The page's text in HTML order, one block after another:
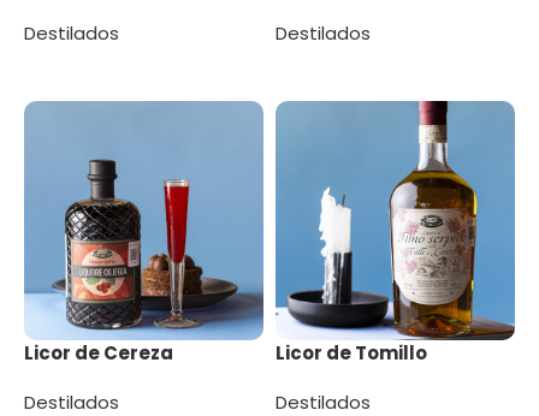
Destilados
Destilados
Licor de Cereza
Destilados
Licor de Tomillo
Destilados